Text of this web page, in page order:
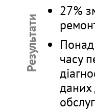
Результати
27%
часу